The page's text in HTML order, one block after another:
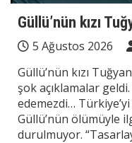
Güllü’nün kızı
5 Ağustos 2026
Güllü’nün kızı
şok açıklamalar
edemezdi…
Güllü’nün ölümüyle
durulmuyor.